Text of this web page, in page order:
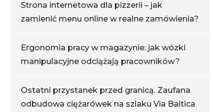
Strona internetowa dla pizzerii – jak
zamienić menu online w realne zamówienia?
Ergonomia pracy w magazynie: jak wózki
manipulacyjne odciążają pracowników?
Ostatni przystanek przed granicą. Zaufana
odbudowa ciężarówek na szlaku Via Baltica